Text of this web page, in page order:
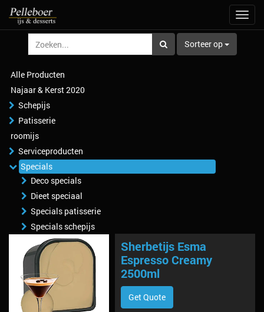
aan/
Sorteer op
Alle Producten
Najaar & Kerst 2020
Schepijs
Patisserie
roomijs
Serviceproducten
Specials
Deco specials
Dieet speciaal
Specials patisserie
Specials schepijs
Sherbetijs Esma
Espresso Creamy
2500ml
Get Quote